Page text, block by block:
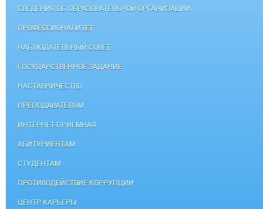
СВЕДЕНИЯ ОБ ОБРАЗОВАТЕЛЬНОЙ ОРГАНИЗАЦИИ
ПРОФЕССИОНАЛИТЕТ
НАБЛЮДАТЕЛЬНЫЙ СОВЕТ
ГОСУДАРСТВЕННОЕ ЗАДАНИЕ
НАСТАВНИЧЕСТВО
ПРЕПОДАВАТЕЛЯМ
ИНТЕРНЕТ-ПРИЕМНАЯ
АБИТУРИЕНТАМ
СТУДЕНТАМ
ПРОТИВОДЕЙСТВИЕ КОРРУПЦИИ
ЦЕНТР КАРЬЕРЫ